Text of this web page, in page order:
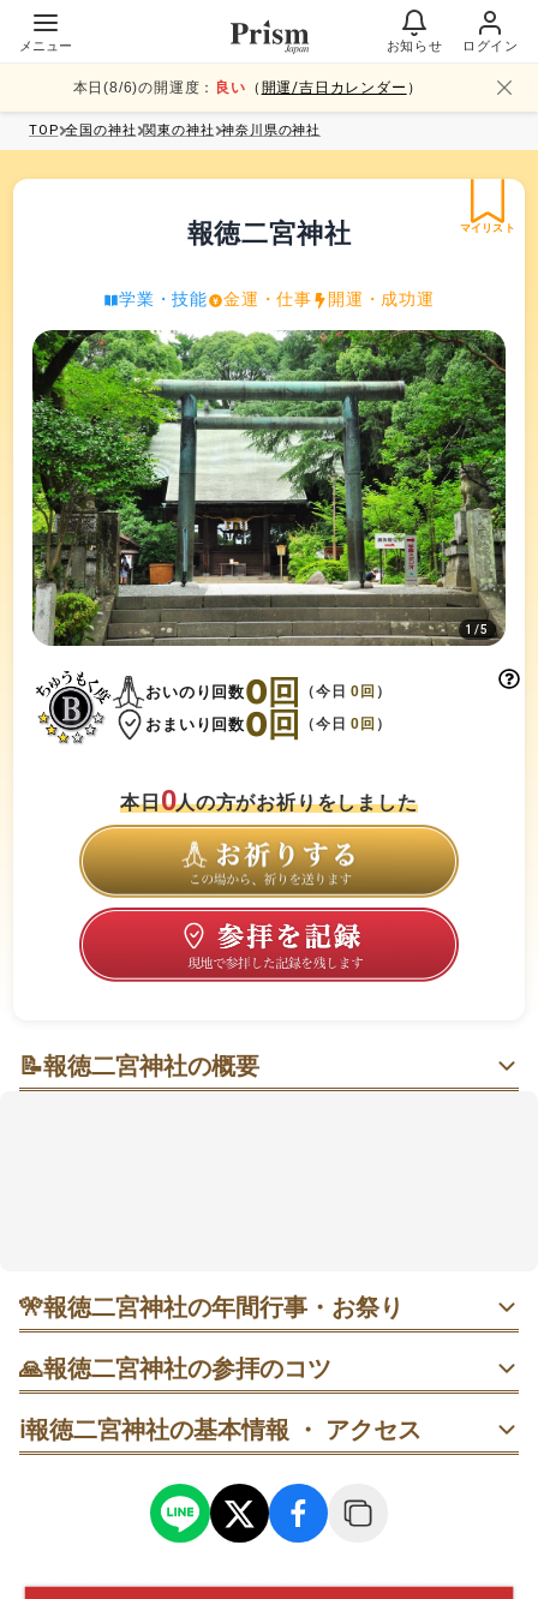
メニュー お知らせ ログイン
本日(8/6)の開運度： 良い （ 開運/吉日カレンダー ）
TOP 全国の神社 関東の神社 神奈川県の神社
マイリスト
報徳二宮神社
学業・技能 金運・仕事 開運・成功運
1/5
おいのり回数0回 （今日0 回 ）
おまいり回数0回 （今日0 回 ）
本日0人の方がお祈りをしました
📝報徳二宮神社の概要
居→手水→本殿→末社」の順番が基本で、午前中が動
きやすいという案内もあります。創建130周年の特別御
朱印（いちえんゆうごう）や、休憩できるカフェの話
題もあり、参拝＋ひと息までまとめて楽しめそうで
す。
🎌報徳二宮神社の年間行事・お祭り
・ 1月1日 歳旦祭（6:00）／1月2日 筆まつり（13:00）｜
年始は参拝の区切りに。・ 2月11日 建国祭。・ 4月15日 例
祭（11:00）｜創建日を記念する春の大きな祭典。・ 6月30
日 夏越の大祓（17:30）｜茅の輪くぐり。・ 10月第1水曜
神徳景仰祭（11:00）。・ 12月31日 師走の大祓
🙏報徳二宮神社の参拝のコツ
鳥居をくぐる前に一礼→手水→本殿の順で参拝し、最後に
末社へ回ります。
本殿に先に手を合わせてから、社殿まわりの意匠をゆっく
像の前で一礼→本殿参拝→最後にもう一度像の前で一礼、
ℹ️報徳二宮神社の基本情報 ・ アクセス